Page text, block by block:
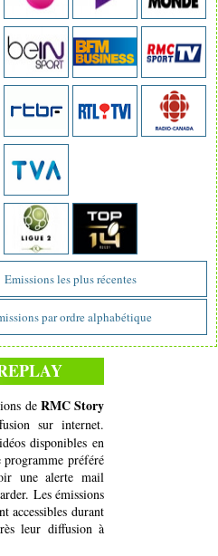
Emissions les plus récentes
par ordre alphabétique
de RMC Story
sur internet.
disponibles en
préféré
une alerte mail
Les émissions
accessibles durant
leur diffusion à